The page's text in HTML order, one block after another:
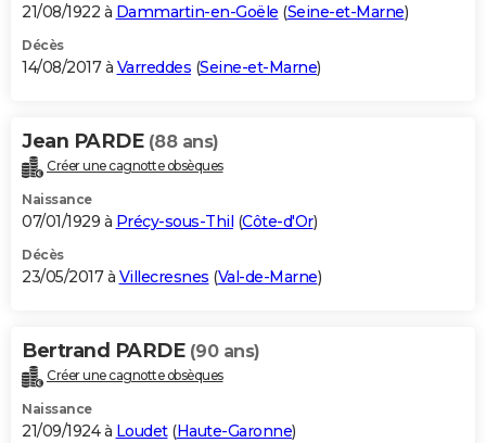
21/08/1922 à Dammartin-en-Goële (Seine-et-Marne)
Décès
14/08/2017 à Varreddes (Seine-et-Marne)
Jean PARDE (88 ans)
Créer une cagnotte obsèques
Naissance
07/01/1929 à Précy-sous-Thil (Côte-d'Or)
Décès
23/05/2017 à Villecresnes (Val-de-Marne)
Bertrand PARDE (90 ans)
Créer une cagnotte obsèques
Naissance
21/09/1924 à Loudet(Haute-Garonne)